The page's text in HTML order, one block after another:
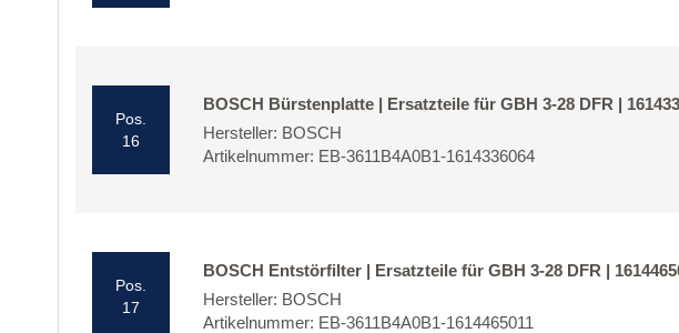
Pos.
16
BOSCH Bürstenplatte | Ersatzteile für GBH 3-28 DFR |
Hersteller: BOSCH
Artikelnummer: EB-3611B4A0B1-1614336064
Pos.
17
BOSCH Entstörfilter | Ersatzteile für GBH 3-28 DFR |
Hersteller: BOSCH
Artikelnummer: EB-3611B4A0B1-1614465011